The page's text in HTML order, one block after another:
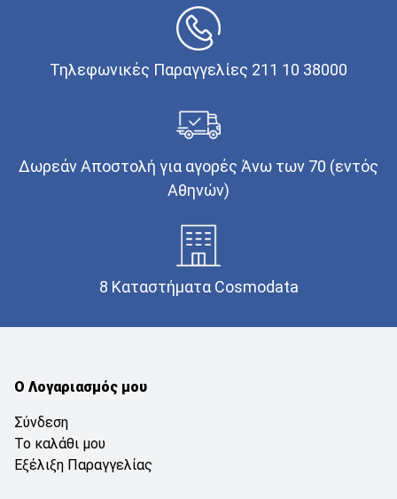
Τηλεφωνικές Παραγγελίες 211 10 38000
Δωρεάν Αποστολή για αγορές Άνω των 70 (εντός
Αθηνών)
8 Καταστήματα Cosmodata
Ο Λογαριασμός μου
Σύνδεση
Το καλάθι μου
Εξέλιξη Παραγγελίας